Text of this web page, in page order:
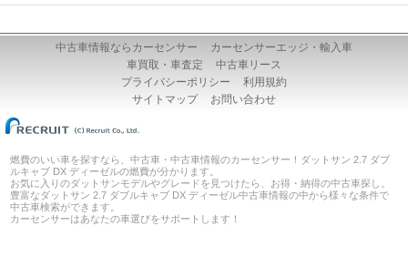
中古車情報ならカーセンサー
カーセンサーエッジ・輸入車
車買取・車査定
中古車リース
プライバシーポリシー
利用規約
サイトマップ
お問い合わせ
燃費のいい車を探すなら、中古車・中古車情報のカーセンサー！ダットサン 2.7 ダブ
ルキャブ DX ディーゼルの燃費が分かります。
お気に入りのダットサンモデルやグレードを見つけたら、お得・納得の中古車探し。
豊富なダットサン 2.7 ダブルキャブ DX ディーゼル中古車情報の中から様々な条件で
中古車検索ができます。
カーセンサーはあなたの車選びをサポートします！